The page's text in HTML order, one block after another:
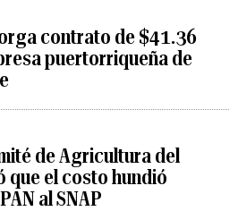
contrato de $41.36
puertorriqueña de
de Agricultura del
que el costo hundió
al SNAP